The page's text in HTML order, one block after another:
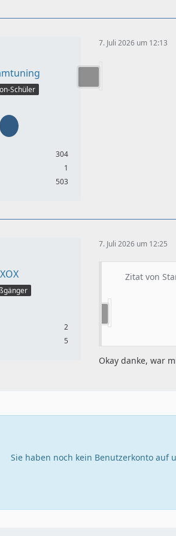
Schüler
304
1
503
7. Juli 2026 um 12:13
XOX
2
5
7. Juli 2026 um 12:25
Zitat von
Okay danke, war
Sie haben noch kein Benutzerkonto auf